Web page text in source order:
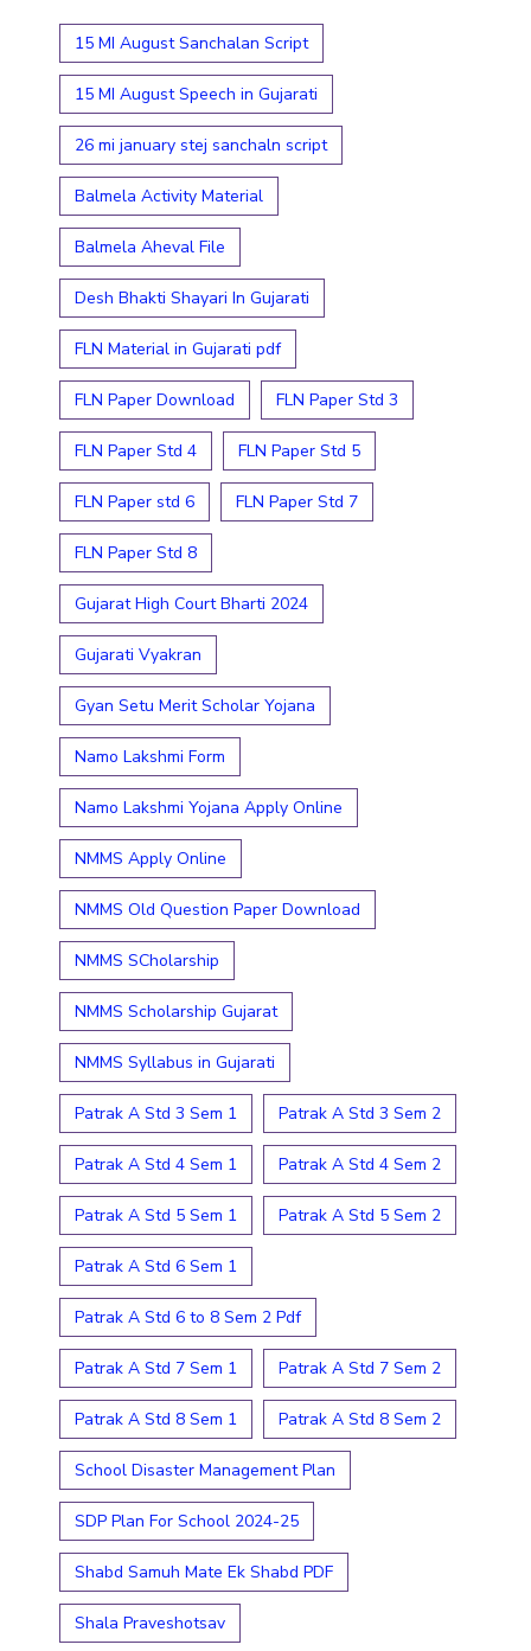
15 MI August Sanchalan Script
15 MI August Speech in Gujarati
26 mi january stej sanchaln script
Balmela Activity Material
Balmela Aheval File
Desh Bhakti Shayari In Gujarati
FLN Material in Gujarati pdf
FLN Paper Download FLN Paper Std 3
FLN Paper Std 4 FLN Paper Std 5
FLN Paper std 6 FLN Paper Std 7
FLN Paper Std 8
Gujarat High Court Bharti 2024
Gujarati Vyakran
Gyan Setu Merit Scholar Yojana
Namo Lakshmi Form
Namo Lakshmi Yojana Apply Online
NMMS Apply Online
NMMS Old Question Paper Download
NMMS SCholarship
NMMS Scholarship Gujarat
NMMS Syllabus in Gujarati
Patrak A Std 3 Sem 1 Patrak A Std 3 Sem 2
Patrak A Std 4 Sem 1 Patrak A Std 4 Sem 2
Patrak A Std 5 Sem 1 Patrak A Std 5 Sem 2
Patrak A Std 6 Sem 1
Patrak A Std 6 to 8 Sem 2 Pdf
Patrak A Std 7 Sem 1 Patrak A Std 7 Sem 2
Patrak A Std 8 Sem 1 Patrak A Std 8 Sem 2
School Disaster Management Plan
SDP Plan For School 2024-25
Shabd Samuh Mate Ek Shabd PDF
Shala Praveshotsav